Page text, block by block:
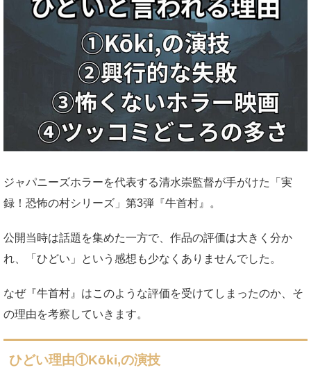
ジャパニーズホラーを代表する清水崇監督が手がけた「実
録！恐怖の村シリーズ」第3弾『牛首村』。
公開当時は話題を集めた一方で、作品の評価は大きく分か
れ、「ひどい」という感想も少なくありませんでした。
なぜ『牛首村』はこのような評価を受けてしまったのか、そ
の理由を考察していきます。
ひどい理由①Kōki,の演技